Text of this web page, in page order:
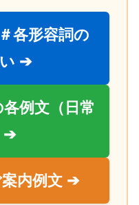
各形容詞の
➔
例文（日常
➔
内例文 ➔